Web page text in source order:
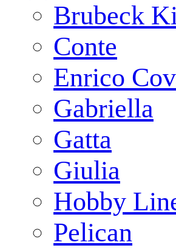
Brubeck
Conte
Enrico
Gabriella
Gatta
Giulia
Hobby
Pelican